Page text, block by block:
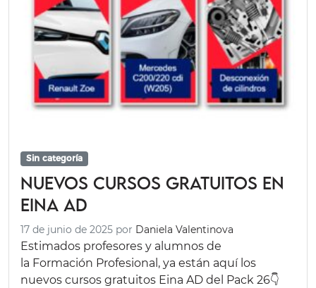
Sin categoría
Nuevos cursos gratuitos en
Eina AD
17 de junio de 2025 por Daniela Valentinova
Estimados profesores y alumnos de
la Formación Profesional, ya están aquí los
nuevos cursos gratuitos Eina AD del Pack 26👇